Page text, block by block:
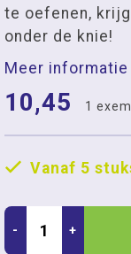
te oefenen,
onder de knie!
Meer informatie
10,45 1
Vanaf 5
- +